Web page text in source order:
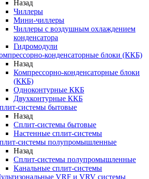
Назад
Чиллеры
Мини-чиллеры
Чиллеры с воздушным охлаждением
конденсатора
Гидромодули
конденсаторные блоки (ККБ)
Назад
Компрессорно-конденсаторные блоки
(ККБ)
Одноконтурные ККБ
Двухконтурные ККБ
системы бытовые
Назад
Сплит-системы бытовые
Настенные сплит-системы
системы полупромышленные
Назад
Сплит-системы полупромышленные
Канальные сплит-системы
VRF и VRV системы